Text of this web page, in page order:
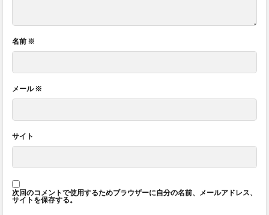
名前 ※
メール※
サイト
次回のコメントで使用するためブラウザーに自分の名前、メールアドレス、
サイトを保存する。